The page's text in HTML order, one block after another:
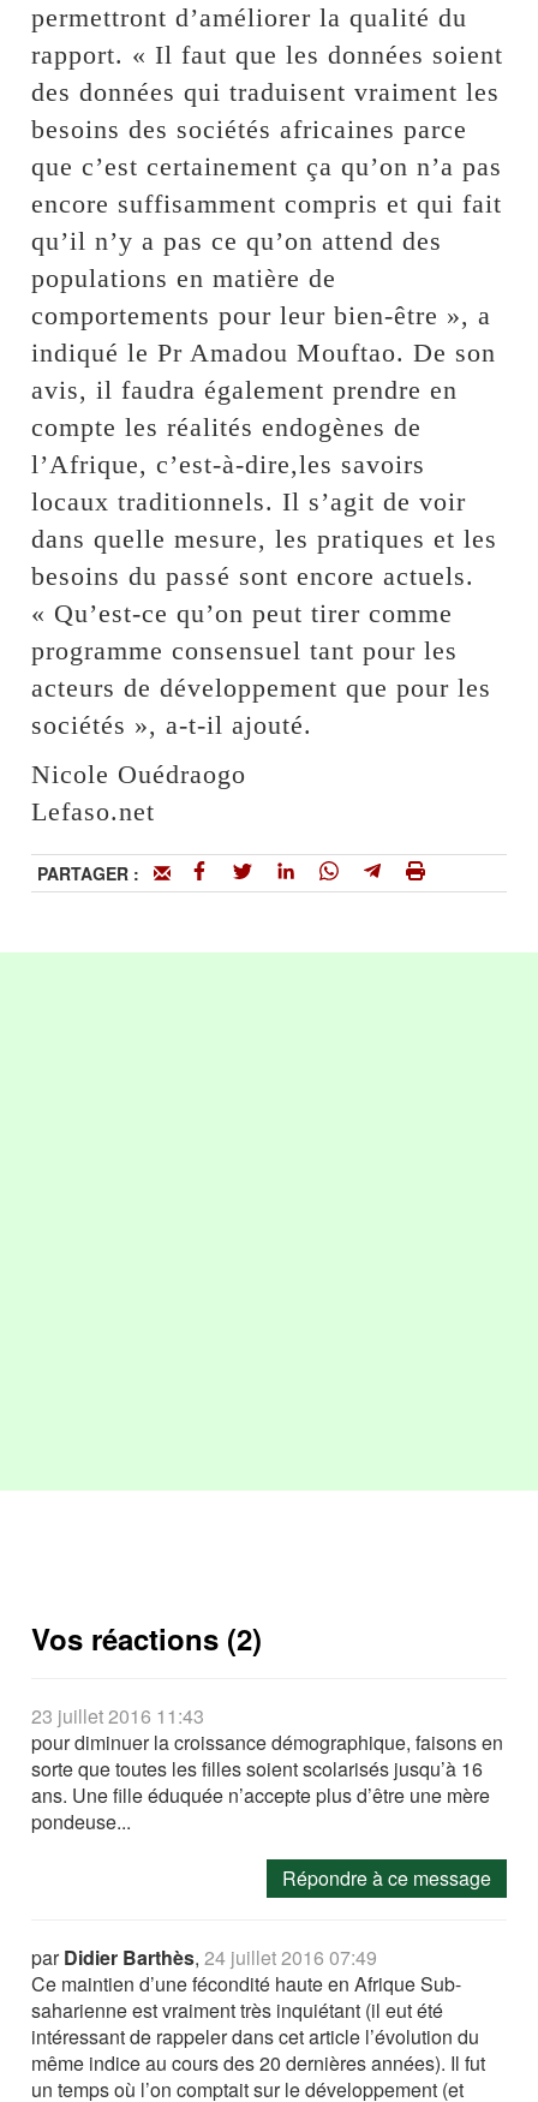
permettront d’améliorer la qualité du
rapport. « Il faut que les données soient
des données qui traduisent vraiment les
besoins des sociétés africaines parce
que c’est certainement ça qu’on n’a pas
encore suffisamment compris et qui fait
qu’il n’y a pas ce qu’on attend des
populations en matière de
comportements pour leur bien-être », a
indiqué le Pr Amadou Mouftao. De son
avis, il faudra également prendre en
compte les réalités endogènes de
l’Afrique, c’est-à-dire,les savoirs
locaux traditionnels. Il s’agit de voir
dans quelle mesure, les pratiques et les
besoins du passé sont encore actuels.
« Qu’est-ce qu’on peut tirer comme
programme consensuel tant pour les
acteurs de développement que pour les
sociétés », a-t-il ajouté.
Nicole Ouédraogo
Lefaso.net
PARTAGER :
Vos réactions (2)
23 juillet 2016 11:43
pour diminuer la croissance démographique, faisons en
sorte que toutes les filles soient scolarisés jusqu’à 16
ans. Une fille éduquée n’accepte plus d’être une mère
pondeuse...
Répondre à ce message
parDidier Barthès,24 juillet 2016 07:49
Ce maintien d’une fécondité haute en Afrique Sub-
saharienne est vraiment très inquiétant (il eut été
intéressant de rappeler dans cet article l’évolution du
même indice au cours des 20 dernières années). Il fut
un temps où l’on comptait sur le développement (et